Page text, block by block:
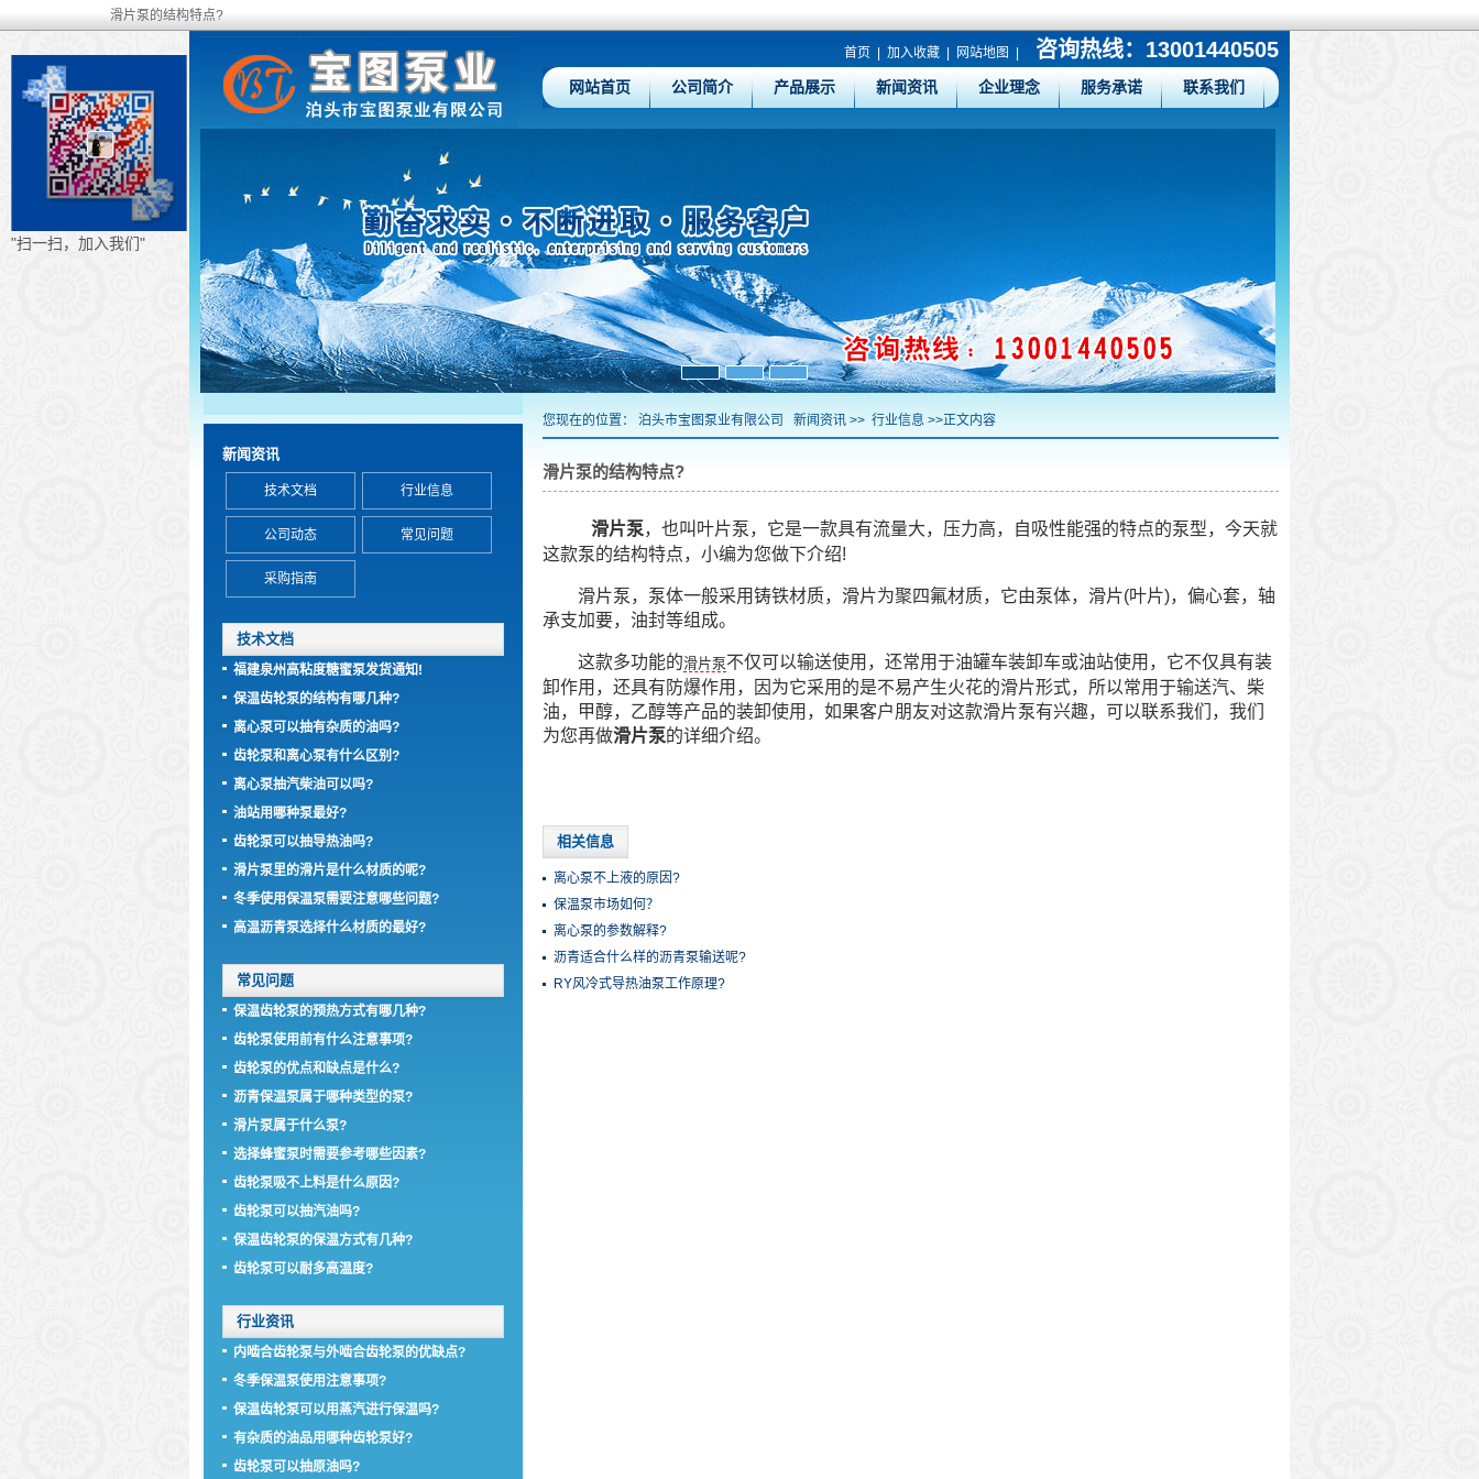
滑片泵的结构特点?
首页 加入收藏 网站地图 咨询热线：13001440505
网站首页 公司简介 产品展示 新闻资讯 企业理念 服务承诺 联系我们
您现在的位置： 泊头市宝图泵业有限公司 新闻资讯 >> 行业信息 >>正文内容
滑片泵的结构特点?
滑片泵，也叫叶片泵，它是一款具有流量大，压力高，自吸性能强的特点的泵型，今天就
这款泵的结构特点，小编为您做下介绍!
滑片泵，泵体一般采用铸铁材质，滑片为聚四氟材质，它由泵体，滑片(叶片)，偏心套，轴
承支加要，油封等组成。
这款多功能的滑片泵不仅可以输送使用，还常用于油罐车装卸车或油站使用，它不仅具有装
卸作用，还具有防爆作用，因为它采用的是不易产生火花的滑片形式，所以常用于输送汽、柴
油，甲醇，乙醇等产品的装卸使用，如果客户朋友对这款滑片泵有兴趣，可以联系我们，我们
为您再做滑片泵的详细介绍。
相关信息
离心泵不上液的原因?
保温泵市场如何？
离心泵的参数解释?
沥青适合什么样的沥青泵输送呢?
RY风冷式导热油泵工作原理?
新闻资讯
技术文档 行业信息
公司动态 常见问题
采购指南
技术文档
福建泉州高粘度糖蜜泵发货通知!
保温齿轮泵的结构有哪几种?
离心泵可以抽有杂质的油吗?
齿轮泵和离心泵有什么区别?
离心泵抽汽柴油可以吗?
油站用哪种泵最好?
齿轮泵可以抽导热油吗?
滑片泵里的滑片是什么材质的呢?
冬季使用保温泵需要注意哪些问题?
高温沥青泵选择什么材质的最好?
常见问题
保温齿轮泵的预热方式有哪几种?
齿轮泵使用前有什么注意事项?
齿轮泵的优点和缺点是什么?
沥青保温泵属于哪种类型的泵?
滑片泵属于什么泵?
选择蜂蜜泵时需要参考哪些因素?
齿轮泵吸不上料是什么原因?
齿轮泵可以抽汽油吗?
保温齿轮泵的保温方式有几种?
齿轮泵可以耐多高温度?
行业资讯
内啮合齿轮泵与外啮合齿轮泵的优缺点?
冬季保温泵使用注意事项?
保温齿轮泵可以用蒸汽进行保温吗?
有杂质的油品用哪种齿轮泵好?
齿轮泵可以抽原油吗?
"扫一扫，加入我们"